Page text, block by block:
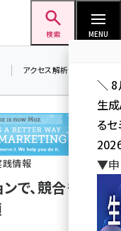
検索 MENU
アクセス解析／データ分析
践情報
で、競合も拾
＼ 8
生
る
▼申